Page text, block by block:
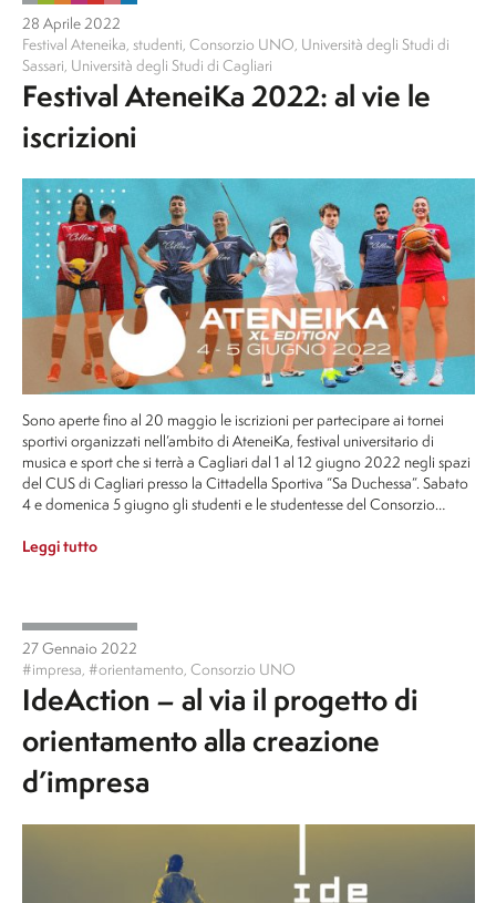
28 Aprile 2022
Festival Ateneika studenti Consorzio UNO Università degli Studi di
Sassari Università degli Studi di Cagliari
Festival AteneiKa 2022: al vie le
iscrizioni
Sono aperte fino al 20 maggio le iscrizioni per partecipare ai tornei
sportivi organizzati nell’ambito di AteneiKa, festival universitario di
musica e sport che si terrà a Cagliari dal 1 al 12 giugno 2022 negli spazi
del CUS di Cagliari presso la Cittadella Sportiva “Sa Duchessa”. Sabato
4 e domenica 5 giugno gli studenti e le studentesse del Consorzio…
Leggi tutto
27 Gennaio 2022
#impresa, #orientamento, Consorzio UNO
IdeAction – al via il progetto di
orientamento alla creazione
d’impresa